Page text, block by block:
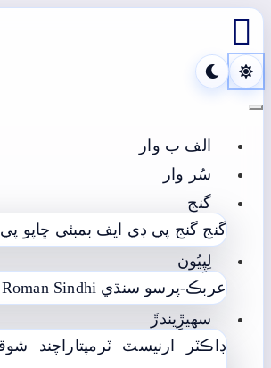

Toggle navigation
الف ب وار
سُر وار
گنج
گنج گنج پي ڊي ايف بمبئي ڇاپو
لِپِيُون
عربڪ-پرسو سنڌي Roman Sindhi
سھيڙِيندڙَ
ڊاڪٽر ارنيسٽ ٽرمپتاراچند